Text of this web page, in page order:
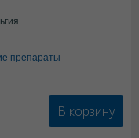
препараты
В корзину